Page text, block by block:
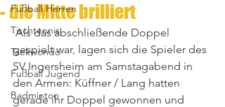
Fußball Herren
Tischtennis
Taekwondo
Fußball Jugend
Badminton
- die Mitte brilliert
Als das abschließende Doppel
gespielt war, lagen sich die Spieler des
SV Ingersheim am Samstagabend in
den Armen: Küffner / Lang hatten
gerade ihr Doppel gewonnen und